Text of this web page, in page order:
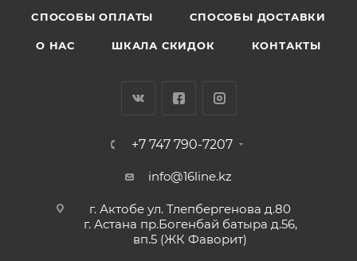
CПОСОБЫ ОПЛАТЫ СПОСОБЫ ДОСТАВКИ
О НАС ШКАЛА СКИДОК КОНТАКТЫ
+7 747 790-7207
info@16line.kz
г. Актобе ул. Тлепбергенова д.80
г. Астана пр.Богенбай батыра д.56,
вп.5 (ЖК Фаворит)